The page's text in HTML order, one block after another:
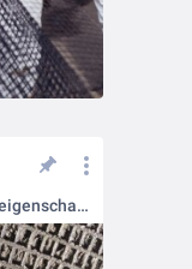
Bewehrung mit besten Verbundeigenschaften